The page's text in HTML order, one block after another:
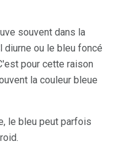
souvent dans la
diurne ou le bleu foncé
pour cette raison
la couleur bleue
le bleu peut parfois